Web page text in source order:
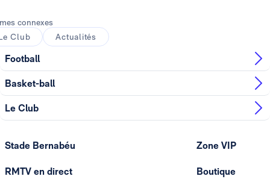
connexes
Club
Actualités
Football
Basket-ball
Le Club
Stade Bernabéu
RMTV en direct
Zone VIP
Boutique